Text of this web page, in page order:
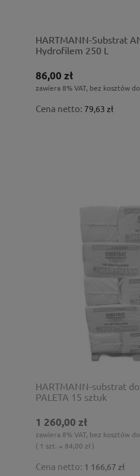
HARTMANN-Substrat
Hydrofilem 250 L
86,00 zł
zawiera 8% VAT, bez kosztów
Cena netto: 79,63 zł
HARTMANN-substrat
PALETA 15 sztuk
1 260,00 zł
zawiera 8% VAT, bez kosztów
( 1 szt. = 84,00 zł )
Cena netto: 1 166,67 zł